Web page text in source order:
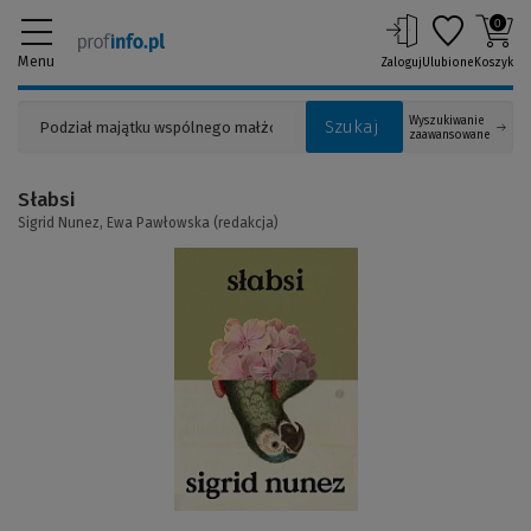
Menu
Szukaj
Wyszukiwanie
zaawansowane
ZalogujUlubione
0
Koszyk
Słabsi
Sigrid Nunez, Ewa Pawłowska (redakcja)